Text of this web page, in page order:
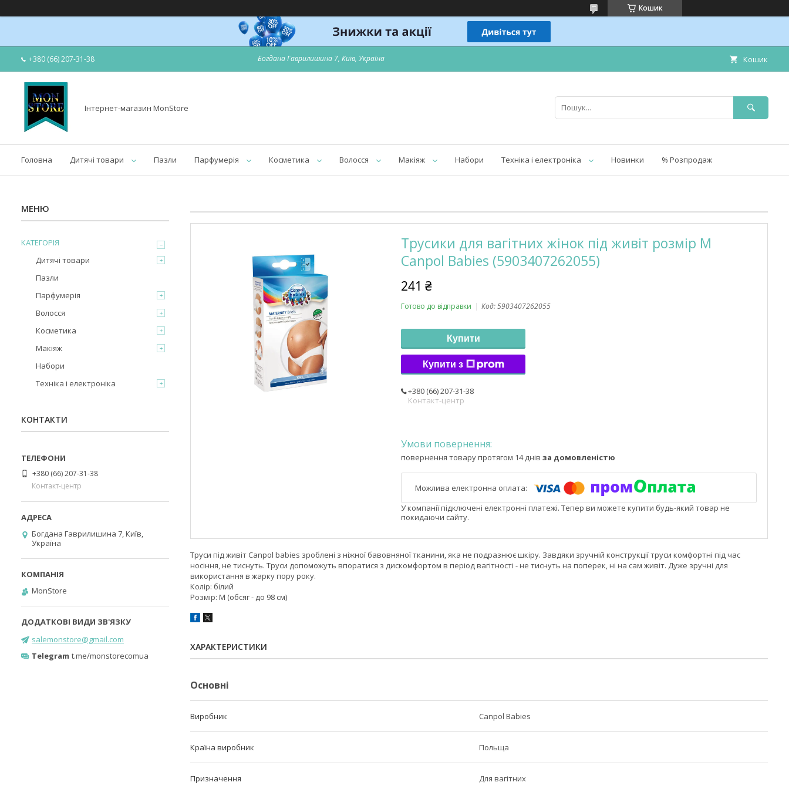
Кошик
+380 (66) 207-31-38 Богдана Гаврилишина 7, Київ, Україна Кошик
Інтернет-магазин MonStore
Головна Дитячі товари Пазли Парфумерія Косметика Волосся Макіяж Набори Техніка і електроніка Новинки % Розпродаж
Трусики для вагiтних жiнок під живіт розмір M
Canpol Babies (5903407262055)
241 ₴
Готово до відправки Код:5903407262055
Купити
Купити з
+380 (66) 207-31-38
Контакт-центр
повернення товару протягом 14 днів за домовленістю
У компанії підключені електронні платежі. Тепер ви можете купити будь-який товар не
покидаючи сайту.
Труси під живіт Canpol babies зроблені з ніжної бавовняної тканини, яка не подразнює шкіру. Завдяки зручній конструкції труси комфортні під час
носіння, не тиснуть. Труси допоможуть впоратися з дискомфортом в період вагітності - не тиснуть на поперек, ні на сам живіт. Дуже зручні для
використання в жарку пору року.
Колір: білий
Розмір: M (обсяг - до 98 см)
ХАРАКТЕРИСТИКИ
Основні
Виробник Canpol Babies
Країна виробник Польща
Призначення Для вагітних
КАТЕГОРІЯ
Дитячі товари
Пазли
Парфумерія
Волосся
Косметика
Макіяж
Набори
Техніка і електроніка
КОНТАКТИ
+380 (66) 207-31-38
Контакт-центр
Богдана Гаврилишина 7, Київ,
Україна
MonStore
salemonstore@gmail.com
Telegram t.me/monstorecomua